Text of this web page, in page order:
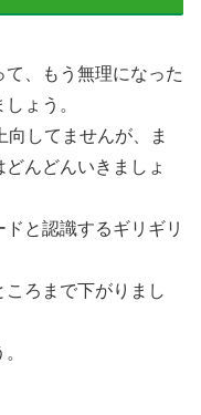
、もう無理になった
ょう。
してませんが、ま
んどんいきましょ
と認識するギリギリ
ろまで下がりまし